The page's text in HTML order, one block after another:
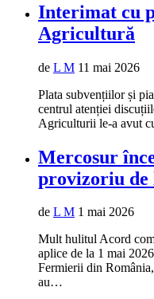
Interimat cu
Agricultură
de L M 11 mai 2026
Plata subvențiilor și
centrul atenției
Agriculturii le-a avut
Mercosur
provizoriu de
de L M 1 mai 2026
Mult hulitul Acord
aplice de la 1 mai
Fermierii din
au…